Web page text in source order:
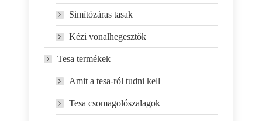
Simítózáras tasak
Kézi vonalhegesztők
Tesa termékek
Amit a tesa-ról tudni kell
Tesa csomagolószalagok